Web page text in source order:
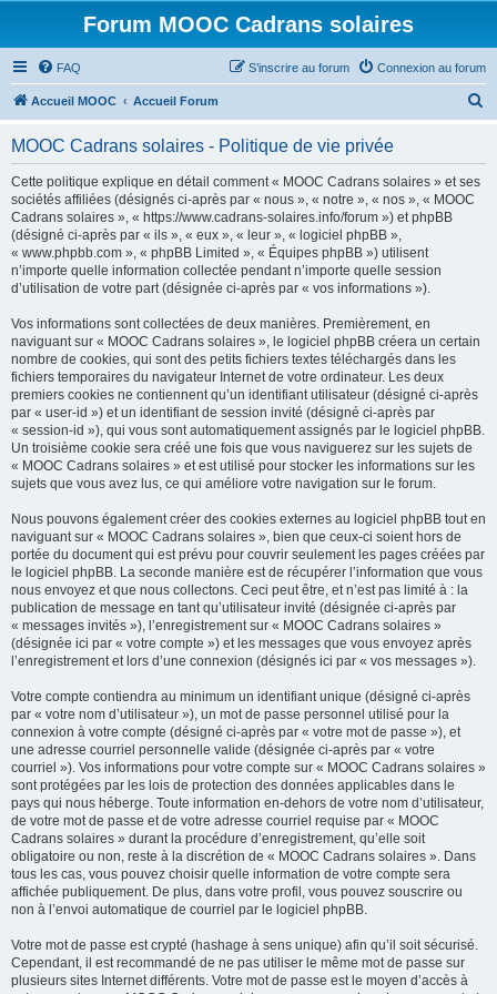
Forum MOOC Cadrans solaires
FAQ Connexion au forum
S’inscrire au forum
Accueil MOOC Accueil Forum
MOOC Cadrans solaires - Politique de vie privée
Cette politique explique en détail comment « MOOC Cadrans solaires » et ses
sociétés affiliées (désignés ci-après par « nous », « notre », « nos », « MOOC
Cadrans solaires », « https://www.cadrans-solaires.info/forum ») et phpBB
(désigné ci-après par « ils », « eux », « leur », « logiciel phpBB »,
« www.phpbb.com », « phpBB Limited », « Équipes phpBB ») utilisent
n’importe quelle information collectée pendant n’importe quelle session
d’utilisation de votre part (désignée ci-après par « vos informations »).
Vos informations sont collectées de deux manières. Premièrement, en
naviguant sur « MOOC Cadrans solaires », le logiciel phpBB créera un certain
nombre de cookies, qui sont des petits fichiers textes téléchargés dans les
fichiers temporaires du navigateur Internet de votre ordinateur. Les deux
premiers cookies ne contiennent qu’un identifiant utilisateur (désigné ci-après
par « user-id ») et un identifiant de session invité (désigné ci-après par
« session-id »), qui vous sont automatiquement assignés par le logiciel phpBB.
Un troisième cookie sera créé une fois que vous naviguerez sur les sujets de
« MOOC Cadrans solaires » et est utilisé pour stocker les informations sur les
sujets que vous avez lus, ce qui améliore votre navigation sur le forum.
Nous pouvons également créer des cookies externes au logiciel phpBB tout en
naviguant sur « MOOC Cadrans solaires », bien que ceux-ci soient hors de
portée du document qui est prévu pour couvrir seulement les pages créées par
le logiciel phpBB. La seconde manière est de récupérer l’information que vous
nous envoyez et que nous collectons. Ceci peut être, et n’est pas limité à : la
publication de message en tant qu’utilisateur invité (désignée ci-après par
« messages invités »), l’enregistrement sur « MOOC Cadrans solaires »
(désignée ici par « votre compte ») et les messages que vous envoyez après
l’enregistrement et lors d’une connexion (désignés ici par « vos messages »).
Votre compte contiendra au minimum un identifiant unique (désigné ci-après
par « votre nom d’utilisateur »), un mot de passe personnel utilisé pour la
connexion à votre compte (désigné ci-après par « votre mot de passe »), et
une adresse courriel personnelle valide (désignée ci-après par « votre
courriel »). Vos informations pour votre compte sur « MOOC Cadrans solaires »
sont protégées par les lois de protection des données applicables dans le
pays qui nous héberge. Toute information en-dehors de votre nom d’utilisateur,
de votre mot de passe et de votre adresse courriel requise par « MOOC
Cadrans solaires » durant la procédure d’enregistrement, qu’elle soit
obligatoire ou non, reste à la discrétion de « MOOC Cadrans solaires ». Dans
tous les cas, vous pouvez choisir quelle information de votre compte sera
affichée publiquement. De plus, dans votre profil, vous pouvez souscrire ou
non à l’envoi automatique de courriel par le logiciel phpBB.
Votre mot de passe est crypté (hashage à sens unique) afin qu’il soit sécurisé.
Cependant, il est recommandé de ne pas utiliser le même mot de passe sur
plusieurs sites Internet différents. Votre mot de passe est le moyen d’accès à